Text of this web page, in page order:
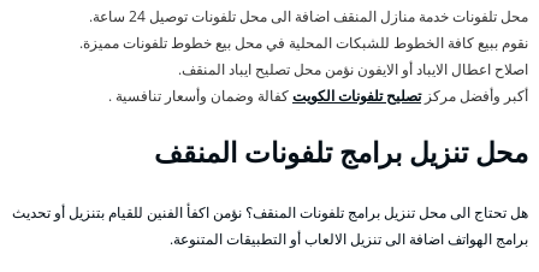
محل تلفونات خدمة منازل المنقف اضافة الى محل تلفونات توصيل 24 ساعة.
نقوم ببيع كافة الخطوط للشبكات المحلية في محل بيع خطوط تلفونات مميزة.
اصلاح اعطال الايباد أو الايفون نؤمن محل تصليح ايباد المنقف.
أكبر وأفضل مركزتصليح تلفونات الكويتكفالة وضمان وأسعار تنافسية .
محل تنزيل برامج تلفونات المنقف
هل تحتاج الى محل تنزيل برامج تلفونات المنقف؟ نؤمن اكفأ الفنين للقيام بتنزيل أو تحديث
برامج الهواتف اضافة الى تنزيل الالعاب أو التطبيقات المتنوعة.